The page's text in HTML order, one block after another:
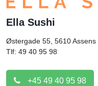
Ella Sushi
Østergade 55, 5610Assens
Tlf: 49 40 95 98
+45 49 40 95 98